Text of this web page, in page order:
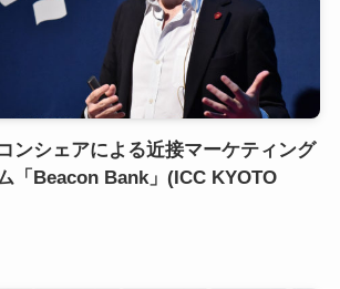
ンシェアによる近接マーケティング
「Beacon Bank」(ICC KYOTO